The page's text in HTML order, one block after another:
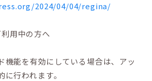
2024/04/04/regina/
用中の方へ
機能を有効にしている場合は、アッ
行われます。